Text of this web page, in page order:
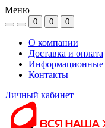
Меню
0 0 0
О компании
Доставка и оплата
Информационные
Контакты
Личный кабинет